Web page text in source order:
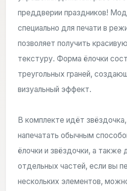
преддверии праздников!
специально для печати в
позволяет получить
текстуру. Форма ёлочки
треугольных граней,
визуальный эффект.
В комплекте идёт
напечатать обычным
ёлочки и звёздочки, а также
отдельных частей, если вы
нескольких элементов,